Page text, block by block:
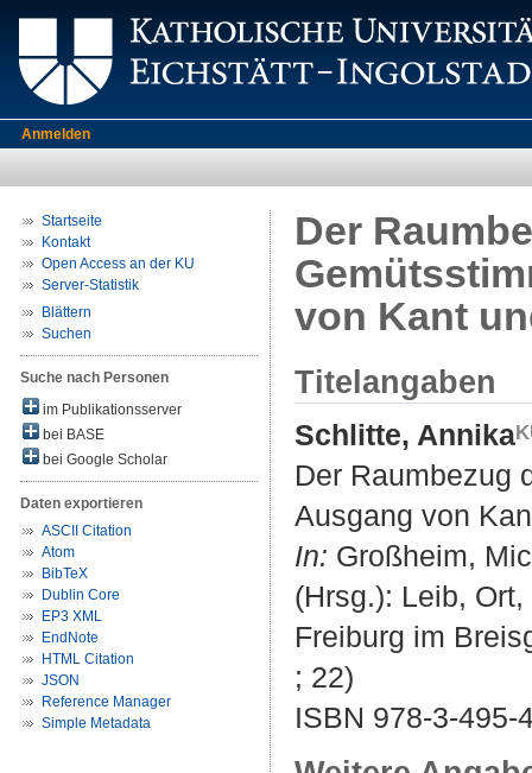
Anmelden
Startseite
Kontakt
Open Access an der KU
Server-Statistik
Blättern
Suchen
Suche nach Personen
im Publikationsserver
bei BASE
bei Google Scholar
Daten exportieren
ASCII Citation
Atom
BibTeX
Dublin Core
EP3 XML
EndNote
HTML Citation
JSON
Reference Manager
Simple Metadata
Der
von Kant
Titelangaben
Schlitte, Annika
Der Raumbezug
Ausgang von
In: Großheim,
(Hrsg.): Leib,
Freiburg im
; 22)
ISBN 978-3-495-